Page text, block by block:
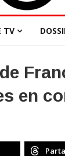
TV
en